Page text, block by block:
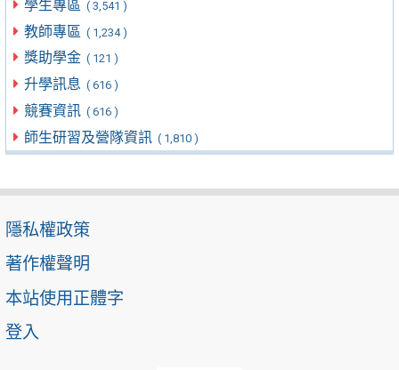
學生專區 ( 3,541 )
教師專區 ( 1,234 )
獎助學金 ( 121 )
升學訊息 ( 616 )
競賽資訊 ( 616 )
師生研習及營隊資訊 ( 1,810 )
隱私權政策
著作權聲明
本站使用正體字
登入